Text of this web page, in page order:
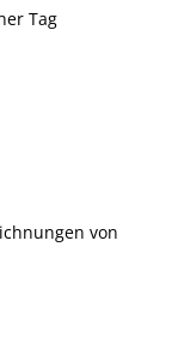
Tag
von